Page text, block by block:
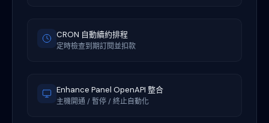
CRON 自動續約排程
定時檢查到期訂閱並扣款
Enhance Panel OpenAPI 整合
主機開通 / 暫停 / 終止自動化